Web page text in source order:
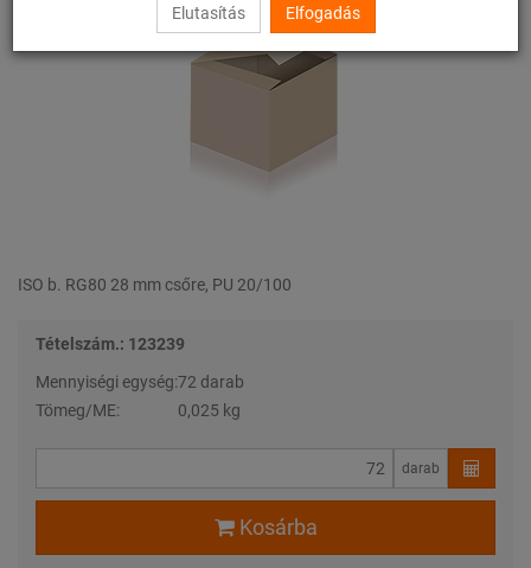
Elutasítás Elfogadás
ISO b. RG80 28 mm csőre, PU 20/100
Tételszám.: 123239
Mennyiségi egység:72 darab
Tömeg/ME:
0,025 kg
darab
Kosárba